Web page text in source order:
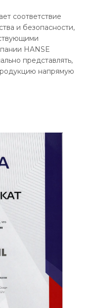
соответствие
и безопасности,
HANSE
представлять,
напрямую